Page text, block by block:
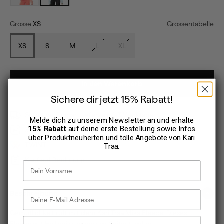
Grösse:XS Grössentabelle
XS S M L XL
30 Tage Rückgaberecht
Kauf auf Rechnung
Beschreibung
Gemütlichkeit ruft mit dem Kari Traa Mika Fleece. Dieses
Sichere dir jetzt 15% Rabatt!
Melde dich zu unserem Newsletter an und erhalte
15% Rabatt auf deine erste Bestellung sowie Infos
über Produktneuheiten und tolle Angebote von Kari
Traa.
E-Mail Adresse
Dein Geburtstag